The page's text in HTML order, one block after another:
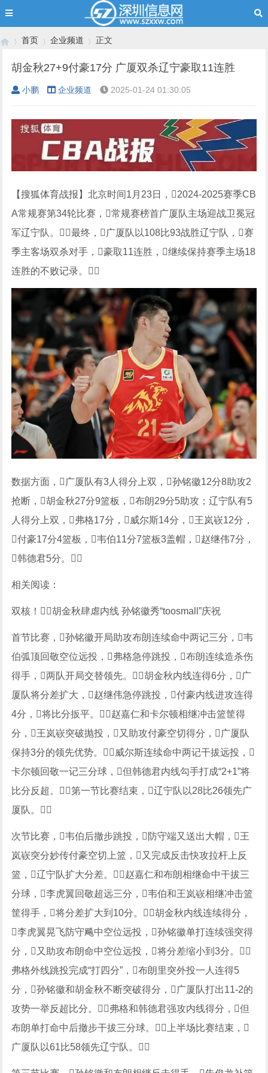
›
首页
›
企业频道
›
正文
胡金秋27+9付豪17分 广厦双杀辽宁豪取11连胜
小鹏 企业频道 2025-01-24 01:30:05
【搜狐体育战报】北京时间1月23日，2024-2025赛季CB
A常规赛第34轮比赛，常规赛榜首广厦队主场迎战卫冕冠
军辽宁队。最终，广厦队以108比93战胜辽宁队，赛
季主客场双杀对手，豪取11连胜，继续保持赛季主场18
连胜的不败记录。
数据方面，广厦队有3人得分上双，孙铭徽12分8助攻2
抢断，胡金秋27分9篮板，布朗29分5助攻；辽宁队有5
人得分上双，弗格17分，威尔斯14分，王岚嵚12分，
付豪17分4篮板，韦伯11分7篮板3盖帽，赵继伟7分，
韩德君5分。
相关阅读：
双核！胡金秋肆虐内线 孙铭徽秀“toosmall”庆祝
首节比赛，孙铭徽开局助攻布朗连续命中两记三分，韦
伯弧顶回敬空位远投，弗格急停跳投，布朗连续造杀伤
得手，两队开局交替领先。胡金秋内线连得6分，广
厦队将分差扩大，赵继伟急停跳投，付豪内线进攻连得
4分，将比分扳平。赵嘉仁和卡尔顿相继冲击篮筐得
分，王岚嵚突破抛投，又助攻付豪空切得分，广厦队
保持3分的领先优势。威尔斯连续命中两记干拔远投，
卡尔顿回敬一记三分球，但韩德君内线勾手打成“2+1”将
比分反超。第一节比赛结束，辽宁队以28比26领先广
厦队。
次节比赛，韦伯后撤步跳投，防守端又送出大帽，王
岚嵚突分妙传付豪空切上篮，又完成反击快攻拉杆上反
篮，辽宁队扩大分差。赵嘉仁和布朗相继命中干拔三
分球，李虎翼回敬超远三分，韦伯和王岚嵚相继冲击篮
筐得手，将分差扩大到10分。胡金秋内线连续得分，
李虎翼晃飞防守飚中空位远投，孙铭徽单打连续强突得
分，又助攻布朗命中空位远投，将分差缩小到3分。
弗格外线跳投完成“打四分”，布朗里突外投一人连得5
分，孙铭徽和胡金秋不断突破得分，广厦队打出11-2的
攻势一举反超比分。弗格和韩德君强攻内线得分，但
布朗单打命中后撤步干拔三分球。上半场比赛结束，
广厦队以61比58领先辽宁队。